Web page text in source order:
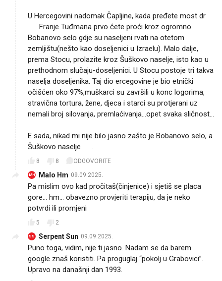
U Hercegovini nadomak Čapljine, kada pređete most dr
😄 Franje Tuđmana prvo ćete proći kroz ogromno
Bobanovo selo gdje su naseljeni rvati na otetom
zemljištu(nešto kao doseljenici u Izraelu). Malo dalje,
prema Stocu, prolazite kroz Šuškovo naselje, isto kao u
prethodnom slučaju-doseljenici. U Stocu postoje tri takva
naselja doseljenika. Taj dio ercegovine je bio etnički
očišćen oko 97%,muškarci su završili u konc logorima,
stravična tortura, žene, djeca i starci su protjerani uz
nemali broj silovanja, premlaćivanja...opet svaka sličnost...
E sada, nikad mi nije bilo jasno zašto je Bobanovo selo, a
Šuškovo naselje 🤔.
8 8 ODGOVORITE
MH Malo Hm 09.09.2025.
Pa mislim ovo kad pročitaš(činjenice) i sjetiš se placa
gore... hm... obavezno provjeriti terapiju, da je neko
potvrdi ili promjeni
5 2
SS Serpent Sun 09.09.2025.
Puno toga, vidim, nije ti jasno. Nadam se da barem
google znaš koristiti. Pa proguglaj “pokolj u Grabovici”.
Upravo na današnji dan 1993.